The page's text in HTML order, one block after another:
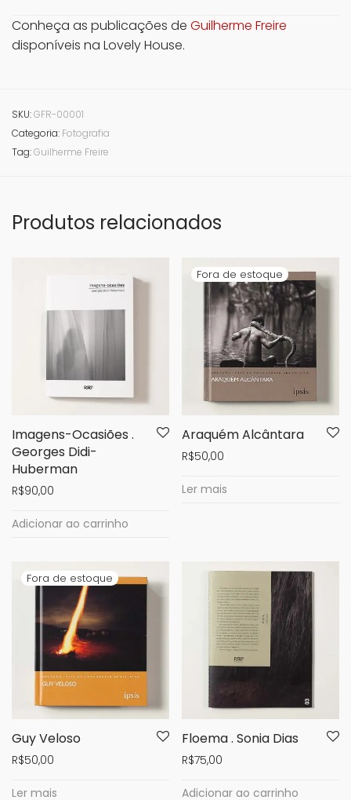
Conheça as publicações de Guilherme Freire
disponíveis na Lovely House.
SKU:GFR-00001
Categoria: Fotografia
Tag:Guilherme Freire
Produtos relacionados
Imagens-Ocasiões .
Georges Didi-
Huberman
R$90,00
Adicionar ao carrinho
Araquém Alcântara
R$50,00
Ler mais
Guy Veloso
R$50,00
Ler mais
Floema . Sonia Dias
R$75,00
Adicionar ao carrinho